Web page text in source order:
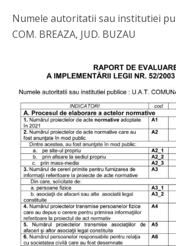
Numele autoritatii sau institutiei
COM. BREAZA, JUD. BUZAU